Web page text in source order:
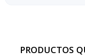
PRODUCTOS